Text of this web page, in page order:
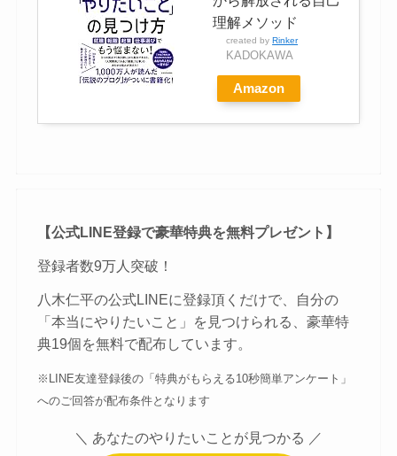
理解メソッド
created byRinker
KADOKAWA
Amazon
【公式LINE登録で豪華特典を無料プレゼント】
登録者数9万人突破！
八木仁平の公式LINEに登録頂くだけで、自分の
「本当にやりたいこと」を見つけられる、豪華特
典19個を無料で配布しています。
※LINE友達登録後の「特典がもらえる10秒簡単アンケート」
へのご回答が配布条件となります
＼ あなたのやりたいことが見つかる ／